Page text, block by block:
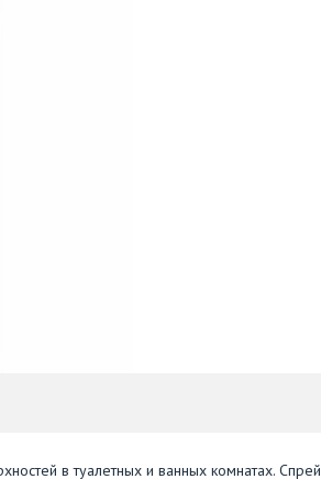
в туалетных и ванных комнатах. Спрей